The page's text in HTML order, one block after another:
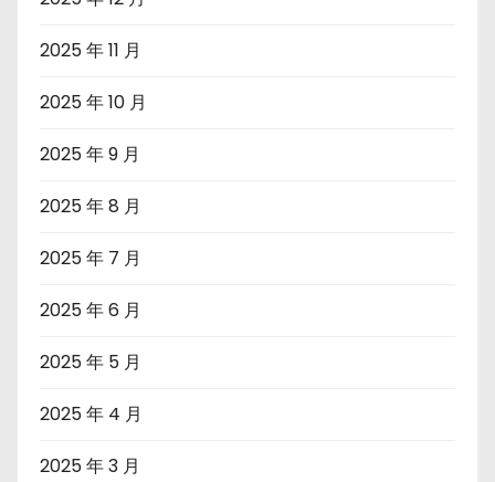
2025 年 11 月
2025 年 10 月
2025 年 9 月
2025 年 8 月
2025 年 7 月
2025 年 6 月
2025 年 5 月
2025 年 4 月
2025 年 3 月